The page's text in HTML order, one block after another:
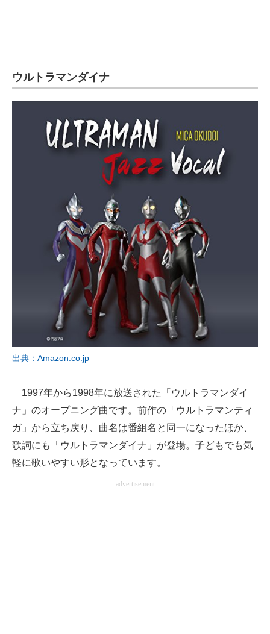
ウルトラマンダイナ
出典：Amazon.co.jp
1997年から1998年に放送された「ウルトラマンダイ
ナ」のオープニング曲です。前作の「ウルトラマンティ
ガ」から立ち戻り、曲名は番組名と同一になったほか、
歌詞にも「ウルトラマンダイナ」が登場。子どもでも気
軽に歌いやすい形となっています。
advertisement